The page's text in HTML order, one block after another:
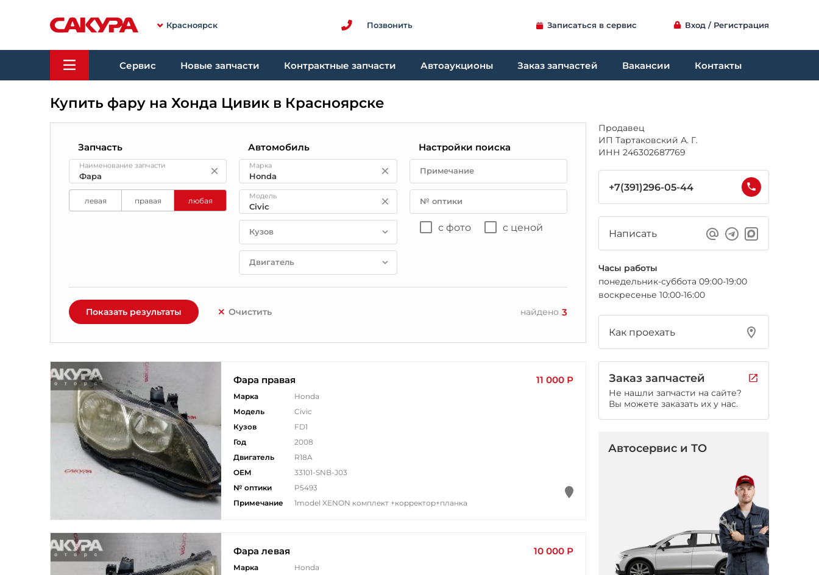
Красноярск Позвонить Записаться в сервис Вход / Регистрация
Сервис Новые запчасти Контрактные запчасти Автоаукционы Заказ запчастей Вакансии Контакты
Купить фару на Хонда Цивик в Красноярске
Запчасть
Наименование запчасти
левая правая любая
Автомобиль
Марка
Модель
Кузов
Двигатель
Настройки поиска
Примечание
№ оптики
с фото с ценой
Показать результаты Очистить найдено 3
Фара правая 11 000 Р
Марка
Honda
Модель
Civic
Кузов
FD1
Год
2008
Двигатель
R18A
ОЕМ
33101-SNB-J03
№ оптики
P5493
Примечание
1model XENON комплект +корректор+планка
Фара левая 10 000 Р
Марка
Honda
Продавец
ИП Тартаковский А. Г.
ИНН 246302687769
+7(391)296-05-44
Написать
Часы работы
понедельник-суббота 09:00-19:00
воскресенье 10:00-16:00
Как проехать
Заказ запчастей
Не нашли запчасти на сайте?
Вы можете заказать их у нас.
Автосервис и ТО